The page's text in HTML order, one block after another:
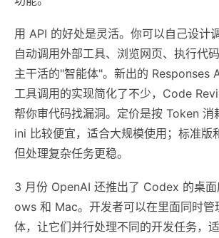
用 API 的好处是灵活。你可以自己设计
自动调用外部工具、浏览网页、执行代
主干活的"智能体"。新出的 Responses
工具调用的实现简化了不少，Code
帮你审代码找漏洞。定价是按 Token 消
ini 比较便宜，适合大规模使用；标准版
但处理复杂任务更稳。
3 月份 OpenAI 还推出了 Codex 的桌
ows 和 Mac。开发者可以在里面同时管
体，让它们并行处理不同的开发任务，